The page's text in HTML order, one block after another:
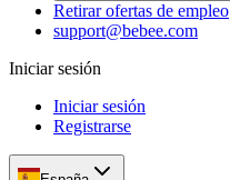
Retirar ofertas de empleo
support@bebee.com
Iniciar sesión
Iniciar sesión
Registrarse